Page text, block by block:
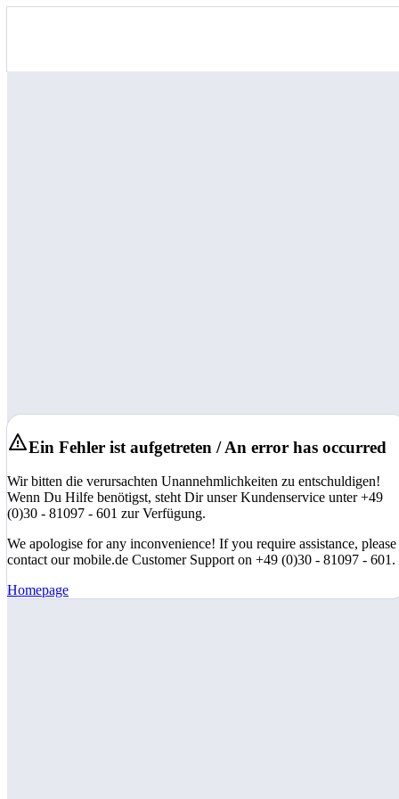
Ein Fehler ist aufgetreten / An error has occurred
Wir bitten die verursachten Unannehmlichkeiten zu entschuldigen!
Wenn Du Hilfe benötigst, steht Dir unser Kundenservice unter +49
(0)30 - 81097 - 601 zur Verfügung.
We apologise for any inconvenience! If you require assistance, please
contact our mobile.de Customer Support on +49 (0)30 - 81097 - 601.
Homepage